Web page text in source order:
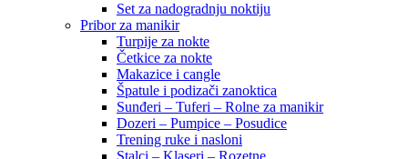
Set za nadogradnju noktiju
Pribor za manikir
Turpije za nokte
Četkice za nokte
Makazice i cangle
Špatule i podizači zanoktica
Sunđeri – Tuferi – Rolne za manikir
Dozeri – Pumpice – Posudice
Trening ruke i nasloni